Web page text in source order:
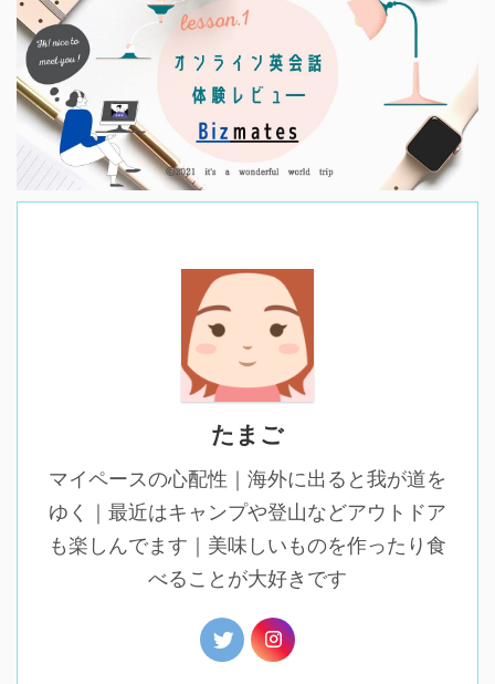
たまご
マイペースの心配性｜海外に出ると我が道を
ゆく｜最近はキャンプや登山などアウトドア
も楽しんでます｜美味しいものを作ったり食
べることが大好きです